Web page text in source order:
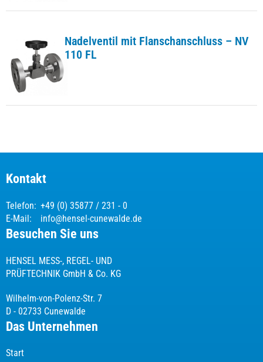
Nadelventil mit Flanschanschluss – NV
110 FL
Kontakt
Telefon: +49 (0) 35877 / 231 - 0
E-Mail:
info@hensel-cunewalde.de
Besuchen Sie uns
HENSEL MESS-, REGEL- UND
PRÜFTECHNIK GmbH & Co. KG
Wilhelm-von-Polenz-Str. 7
D - 02733 Cunewalde
Das Unternehmen
Start